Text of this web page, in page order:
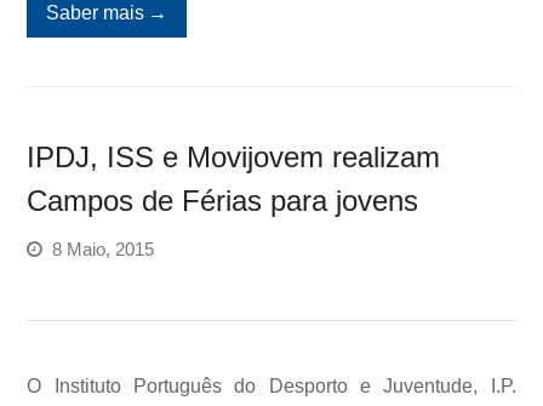
Saber mais →
IPDJ, ISS e Movijovem realizam
Campos de Férias para jovens
8 Maio, 2015
O Instituto Português do Desporto e Juventude, I.P.